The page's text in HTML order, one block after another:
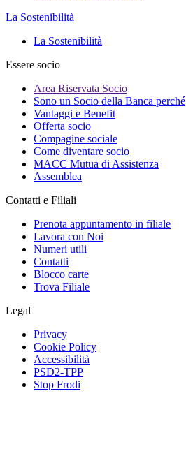
La Sostenibilità
La Sostenibilità
Essere socio
Area Riservata Socio
Sono un Socio della Banca perché
Vantaggi e Benefit
Offerta socio
Compagine sociale
Come diventare socio
MACC Mutua di Assistenza
Assemblea
Contatti e Filiali
Prenota appuntamento in filiale
Lavora con Noi
Numeri utili
Contatti
Blocco carte
Trova Filiale
Legal
Privacy
Cookie Policy
Accessibilità
PSD2-TPP
Stop Frodi